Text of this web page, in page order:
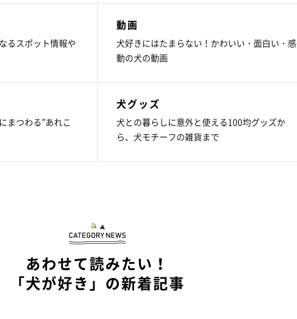
るスポット情報や
動画
犬好きにはたまらない！かわいい・面白い・感
動の犬の動画
まつわる”あれこ
犬グッズ
犬との暮らしに意外と使える100均グッズか
ら、犬モチーフの雑貨まで
あわせて読みたい！
「犬が好き」の新着記事